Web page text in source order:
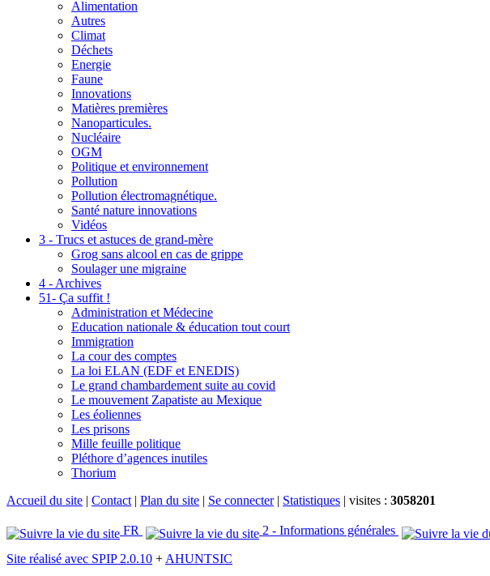
Alimentation
Autres
Climat
Déchets
Energie
Faune
Innovations
Matières premières
Nanoparticules.
Nucléaire
OGM
Politique et environnement
Pollution
Pollution électromagnétique.
Santé nature innovations
Vidéos
3 - Trucs et astuces de grand-mère
Grog sans alcool en cas de grippe
Soulager une migraine
4 - Archives
51- Ça suffit !
Administration et Médecine
Education nationale & éducation tout court
Immigration
La cour des comptes
La loi ELAN (EDF et ENEDIS)
Le grand chambardement suite au covid
Le mouvement Zapatiste au Mexique
Les éoliennes
Les prisons
Mille feuille politique
Pléthore d’agences inutiles
Thorium
Accueil du site | Contact | Plan du site | Se connecter| Statistiques | visites : 3058201
FR 2 - Informations générales
Site réalisé avec SPIP 2.0.10 + AHUNTSIC